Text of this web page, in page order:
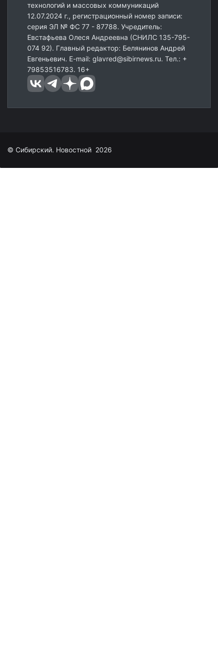
технологий и массовых коммуникаций
12.07.2024 г., регистрационный номер записи:
серия ЭЛ № ФС 77 - 87788. Учредитель:
Евстафьева Олеся Андреевна (СНИЛС 135-795-
074 92). Главный редактор: Белянинов Андрей
Евгеньевич. E-mail: glavred@sibirnews.ru. Тел.: +
79853516783. 16+
© Сибирский. Новостной 2026